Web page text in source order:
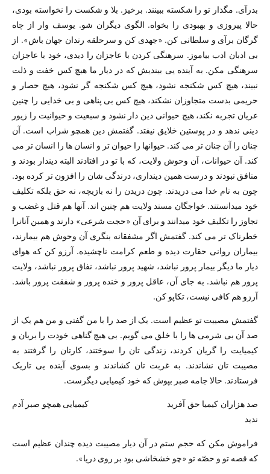
بدرآی. مگذار تو را شکسته ببینند. برخیز. بلا و شکست را نخواسته بودی،
حالا پیروزی و بهبودی را بخواه. الگوی دیگران شو. یوسف وار از چاه
گرگان برآی و سلطانی کن. «جهدی کن و سرحلقه رندان جهان باش». از
بی ادبان ادب بیاموز. سرهنگی کردن با عاجزان را دیدی، خود با عاجزان
سرهنگی مکن. به آینده یی بیندیش که در دیار ما هیچ کس خفت و ذلت
نبیند، هیچ کس شکنجه نشود، هیچ کس شکنجه گر نشود، هیچ حصار و
حریمی بدست متجاوزان نشکند، هیچ کس بی پناهی و بی خدایی را چنین
عریان تجربه نکند، هیچ حیوانی دین دار نشود و سبعیت و حیوانیت را زیور
دینی ندهد و در پوستین خلایق نیفتد. گفتمش دین همچو شراب است. آن
چنان را آن چنان تر می کند. حیوانها را حیوان تر و انسان ها را انسان تر می
کند. آن حیوانات، آن وحوش ولایت، که با تو در افتادند البته دیندار بودند و
منافق نبودند و درست همین دینداری، درندگی شان را افزون تر کرده بود.
چون به نام خدا می دریدند. چون دریدن را نه بازیچه، نه حق بلکه تکلیف
خود میدانستند. خواجگان مسند ولایت هم چنین اند. آنها هم قتل و غضب و
تجاوز را تکلیف خود میدانند و برای آن «حجت شرعی» دارند و همین آنانرا
خطرناک تر می کند. گفتمش اگر مشفقانه بنگری آن وحوش هم بیمارند،
بیماران روانی حقارت دیده و طعم کرامت ناچشیده. آرزو کن که هوای
دیار ما دیگر بیمار پرور نباشد، شهید پرور نباشد، نفاق پرور نباشد، ولایت
پرور هم نباشد. به جای آن، عاقل پرور و خنده پرور و شفقت پرور باشد.
آرزو هم کافی نیست، تکاپو کن.
گفتمش مصییت تو عظیم است. یک از صد را با من گفتی و من هم یک از
صد آن بی شرمی ها را با خلق می گویم. بی هیچ گناهی خودت را بریان و
کیمیایت را گریان کردند، زندگی تان را سوختند، کارتان را گرفتند به
مصیبت تان نشاندند. به غربت تان کشاندند و بسوی آینده یی تاریک
فرستادند. حالا جامه صبر بپوش که خود کیمیایی دیگرست.
صد هزاران کیمیا حق آفرید کیمیایی همچو صبر آدم
ندید
فراموش مکن که حجم ستم در آن دیار مصیبت دیده چندان عظیم است
که قصه تو و حصّه تو «چو خشخاشی بود بر روی دریا».